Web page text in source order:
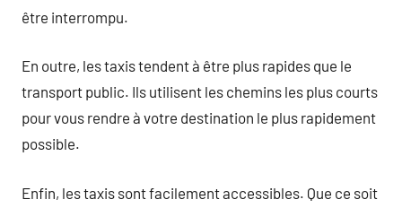
être interrompu.
En outre, les taxis tendent à être plus rapides que le
transport public. Ils utilisent les chemins les plus courts
pour vous rendre à votre destination le plus rapidement
possible.
Enfin, les taxis sont facilement accessibles. Que ce soit